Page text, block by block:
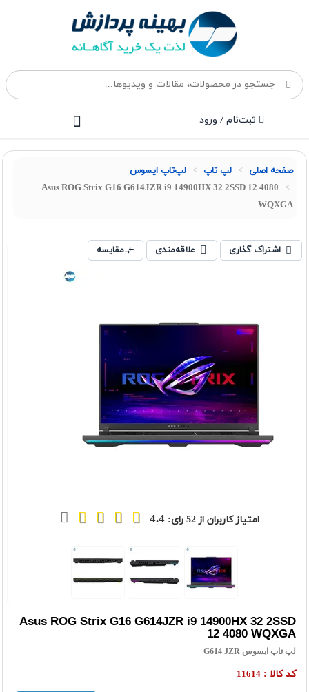
ثبت‌نام / ورود
صفحه اصلی لپ تاپ لپ‌تاپ ایسوس
Asus ROG Strix G16 G614JZR i9 14900HX 32 2SSD 12 4080
WQXGA
اشتراک گذاری علاقه‌مندی مقایسه
امتیاز کاربران از52 رای: 4.4
Asus ROG Strix G16 G614JZR i9 14900HX 32 2SSD
12 4080 WQXGA
لپ تاپ ایسوس G614 JZR
کد کالا : 11614